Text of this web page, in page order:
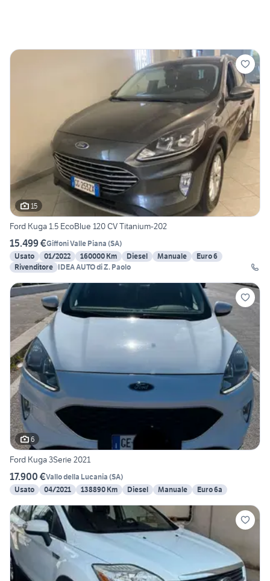
15
Ford Kuga 1.5 EcoBlue 120 CV Titanium-202
15.499 €Giffoni Valle Piana (SA)
Usato
01/2022 160000 Km Diesel Manuale
Euro 6
Rivenditore
IDEA AUTO di Z. Paolo
6
Ford Kuga 3Serie 2021
17.900 €Vallo della Lucania (SA)
Usato
04/2021 138890 Km Diesel Manuale Euro 6a